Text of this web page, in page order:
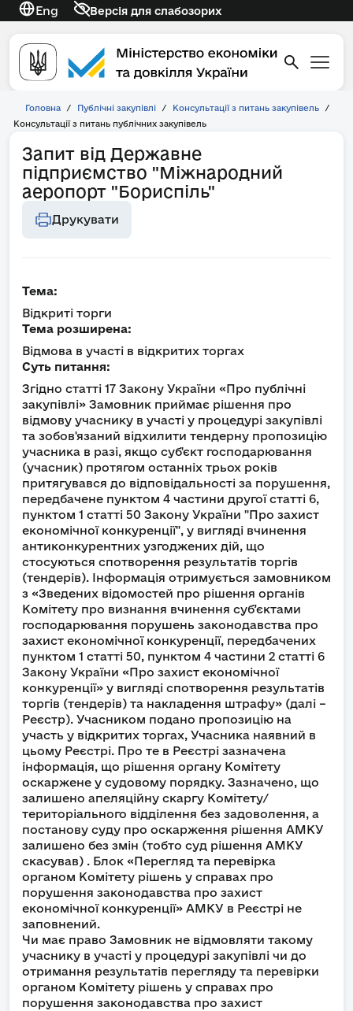
Eng Версія для слабозорих
Головна / Публічні закупівлі / Консультації з питань закупівель
/
Консультації з питань публічних закупівель
Запит від Державне
підприємство "Міжнародний
аеропорт "Бориспіль"
Друкувати
Тема:
Відкриті торги
Тема розширена:
Відмова в участі в відкритих торгах
Суть питання:
Згідно статті 17 Закону України «Про публічні
закупівлі» Замовник приймає рішення про
відмову учаснику в участі у процедурі закупівлі
та зобов'язаний відхилити тендерну пропозицію
учасника в разі, якщо суб'єкт господарювання
(учасник) протягом останніх трьох років
притягувався до відповідальності за порушення,
передбачене пунктом 4 частини другої статті 6,
пунктом 1 статті 50 Закону України "Про захист
економічної конкуренції", у вигляді вчинення
антиконкурентних узгоджених дій, що
стосуються спотворення результатів торгів
(тендерів). Інформація отримується замовником
з «Зведених відомостей про рішення органів
Комітету про визнання вчинення суб’єктами
господарювання порушень законодавства про
захист економічної конкуренції, передбачених
пунктом 1 статті 50, пунктом 4 частини 2 статті 6
Закону України «Про захист економічної
конкуренції» у вигляді спотворення результатів
торгів (тендерів) та накладення штрафу» (далі –
Реєстр). Учасником подано пропозицію на
участь у відкритих торгах, Учасника наявний в
цьому Реєстрі. Про те в Реєстрі зазначена
інформація, що рішення органу Комітету
оскаржене у судовому порядку. Зазначено, що
залишено апеляційну скаргу Комітету/
територіального відділення без задоволення, а
постанову суду про оскарження рішення АМКУ
залишено без змін (тобто суд рішення АМКУ
скасував) . Блок «Перегляд та перевірка
органом Комітету рішень у справах про
порушення законодавства про захист
економічної конкуренції» АМКУ в Реєстрі не
заповнений.
Чи має право Замовник не відмовляти такому
учаснику в участі у процедурі закупівлі чи до
отримання результатів перегляду та перевірки
органом Комітету рішень у справах про
порушення законодавства про захист